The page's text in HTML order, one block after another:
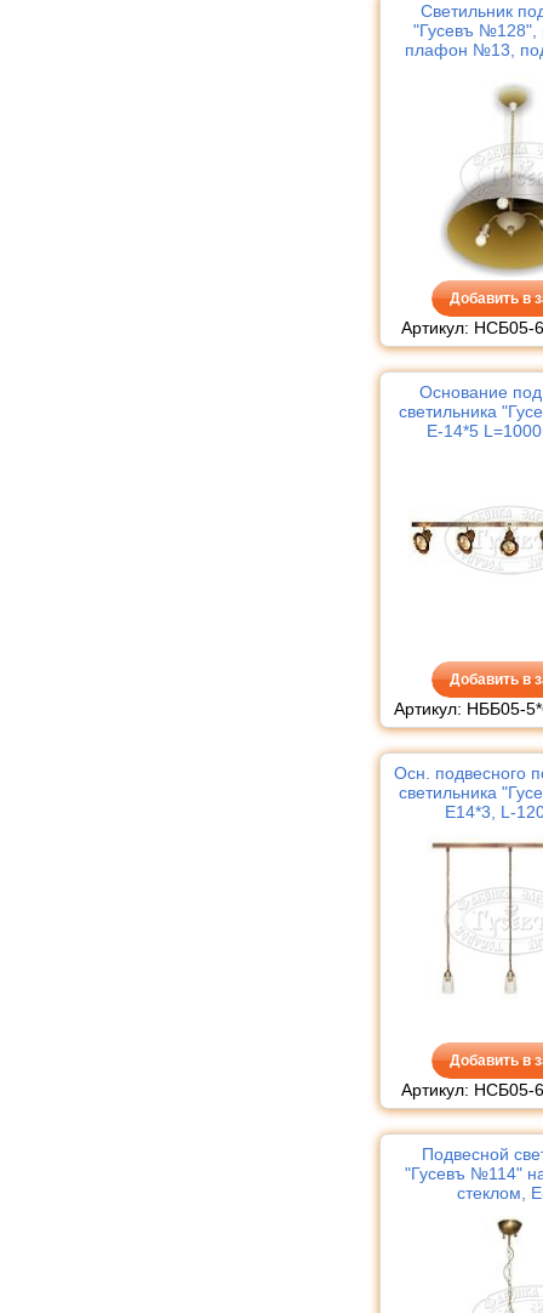
Светильник
"Гусевъ №128",
плафон №13,
Добавить в
Артикул: НСБ05-
Основание
светильника
Е-14*5
Добавить в
Артикул: НББ05-
Осн. подвесного
светильника
Е14*3, L-
Добавить в
Артикул: НСБ05-
Подвесной
"Гусевъ №114"
стеклом,